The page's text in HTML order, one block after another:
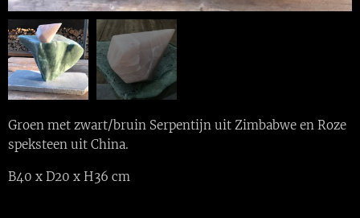
Groen met zwart/bruin Serpentijn uit Zimbabwe en Roze
speksteen uit China.
B40 x D20 x H36 cm